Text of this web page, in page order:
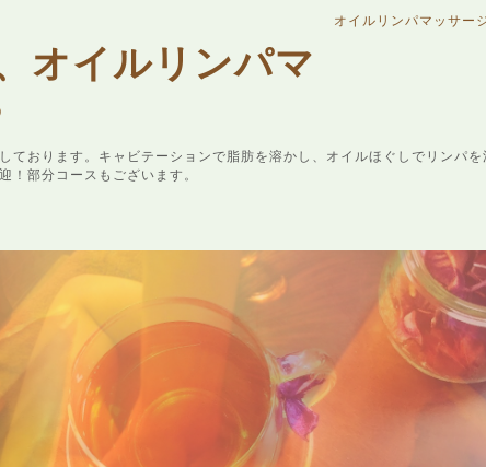
オイルリンパマッサー
オイルリンパマ
ております。キャビテーションで脂肪を溶かし、オイルほぐしでリンパ
！部分コースもございます。